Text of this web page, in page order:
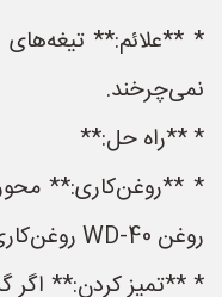
* **علائم:** تیغه‌های
نمی‌چرخند.
* **راه حل:**
* **روغن‌کاری:** محور
روغن WD-40 روغن‌کاری کنید.
* **تمیز کردن:** اگر